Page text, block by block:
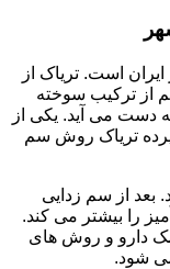
است. تریاک از
از ترکیب سوخته
دست می آید. یکی از
تریاک روش سم
طول می کشد. بعد از سم زدایی
را بیشتر می کند.
دارو و روش های
شود.